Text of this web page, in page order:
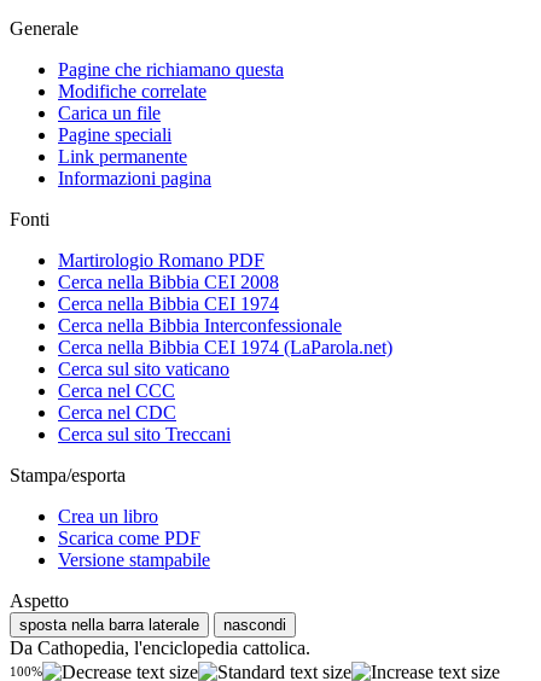
Generale
Pagine che richiamano questa
Modifiche correlate
Carica un file
Pagine speciali
Link permanente
Informazioni pagina
Fonti
Martirologio Romano PDF
Cerca nella Bibbia CEI 2008
Cerca nella Bibbia CEI 1974
Cerca nella Bibbia Interconfessionale
Cerca nella Bibbia CEI 1974 (LaParola.net)
Cerca sul sito vaticano
Cerca nel CCC
Cerca nel CDC
Cerca sul sito Treccani
Stampa/esporta
Crea un libro
Scarica come PDF
Versione stampabile
Aspetto
sposta nella barra laterale nascondi
Da Cathopedia, l'enciclopedia cattolica.
100%